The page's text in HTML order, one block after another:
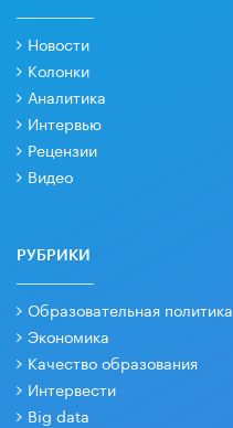
Новости
Колонки
Аналитика
Интервью
Рецензии
Видео
РУБРИКИ
Образовательная политика
Экономика
Качество образования
Интервести
Big data